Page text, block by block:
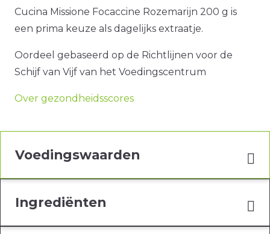
Cucina Missione Focaccine Rozemarijn 200 g is
een prima keuze als dagelijks extraatje.
Oordeel gebaseerd op de Richtlijnen voor de
Schijf van Vijf van het Voedingscentrum
Over gezondheidsscores
Voedingswaarden
Ingrediënten